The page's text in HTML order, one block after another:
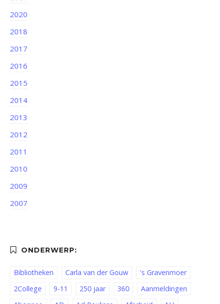
2020
2018
2017
2016
2015
2014
2013
2012
2011
2010
2009
2007
Bibliotheken Carla van der Gouw
's Gravenmoer
2College
9-11 250 jaar 360
Aanmeldingen